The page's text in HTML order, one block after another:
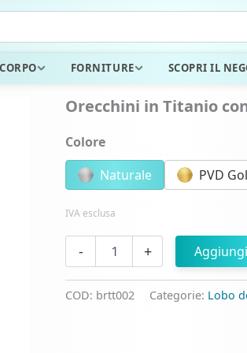
FORNITURE SCOPRI IL
Orecchini in Titanio
Colore
Naturale
PVD
IVA esclusa
-
con
+
COD: brtt002 Categorie: Lobo